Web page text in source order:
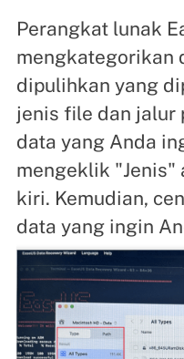
Perangkat lunak
mengkategorikan
dipulihkan yang
jenis file dan jalur
data yang Anda
mengeklik "Jenis"
kiri. Kemudian,
data yang ingin